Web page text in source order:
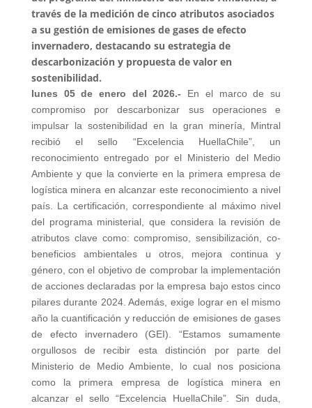
través de la medición de cinco atributos asociados
a su gestión de emisiones de gases de efecto
invernadero, destacando su estrategia de
descarbonización y propuesta de valor en
sostenibilidad.
lunes 05 de enero del 2026.- En el marco de su
compromiso por descarbonizar sus operaciones e
impulsar la sostenibilidad en la gran minería, Mintral
recibió el sello “Excelencia HuellaChile”, un
reconocimiento entregado por el Ministerio del Medio
Ambiente y que la convierte en la primera empresa de
logística minera en alcanzar este reconocimiento a nivel
país. La certificación, correspondiente al máximo nivel
del programa ministerial, que considera la revisión de
atributos clave como: compromiso, sensibilización, co-
beneficios ambientales u otros, mejora continua y
género, con el objetivo de comprobar la implementación
de acciones declaradas por la empresa bajo estos cinco
pilares durante 2024. Además, exige lograr en el mismo
año la cuantificación y reducción de emisiones de gases
de efecto invernadero (GEI). “Estamos sumamente
orgullosos de recibir esta distinción por parte del
Ministerio de Medio Ambiente, lo cual nos posiciona
como la primera empresa de logística minera en
alcanzar el sello “Excelencia HuellaChile”. Sin duda,